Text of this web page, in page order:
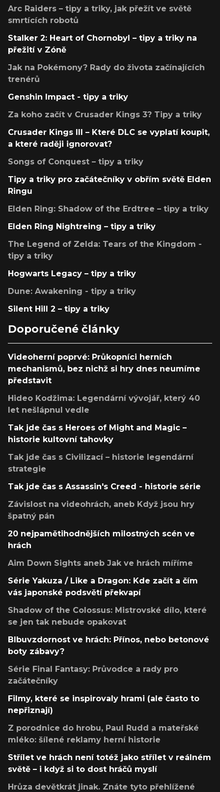
Arc Raiders – tipy a triky, jak přežít ve světě
smrtících robotů
Stalker 2: Heart of Chornobyl – tipy a triky na
přežití v Zóně
Jak na Pokémony? Rady do života začínajících
trenérů
Genshin Impact - tipy a triky
Za koho začít v Crusader Kings 3? Tipy a triky
Crusader Kings III – Které DLC se vyplatí koupit,
a které raději ignorovat?
Songs of Conquest – tipy a triky
Tipy a triky pro začátečníky v obřím světě Elden
Ringu
Elden Ring: Shadow of the Erdtree – tipy a triky
Elden Ring Nightreing – tipy a triky
The Legend of Zelda: Tears of the Kingdom -
tipy a triky
Hogwarts Legacy – tipy a triky
Dune: Awakening - tipy a triky
Silent Hill 2 – tipy a triky
Doporučené články
Videoherní poprvé: Průkopníci herních
mechanismů, bez nichž si hry dnes neumíme
představit
Hideo Kodžima: Legendární vývojář, který 40
let nešlápnul vedle
Tak jde čas s Heroes of Might and Magic –
historie kultovní tahovky
Tak jde čas s Civilizací – historie legendární
strategie
Tak jde čas s Assassin's Creed - historie série
Závislost na videohrách, aneb Když jsou hry
špatný pán
20 nejpamětihodnějších milostných scén ve
hrách
Aim Down Sights aneb Jak ve hrách míříme
Série Yakuza / Like a Dragon: Kde začít a čím
vás japonské podsvětí překvapí
Shadow of the Colossus: Mistrovské dílo, které
se jen tak nebude opakovat
Blbuvzdornost ve hrách: Přínos, nebo betonové
boty zábavy?
Série Final Fantasy: Průvodce a rady pro
začátečníky
Filmy, které se inspirovaly hrami (ale často to
nepřiznají)
Z porodnice do hrobu, Paul Rudd a mateřské
mléko: šílené reklamy herní historie
Střílet ve hrách není totéž jako střílet v reálném
světě – i když si to dost hráčů myslí
Hrůza devětkrát jinak. Znáte tyto přehlížené